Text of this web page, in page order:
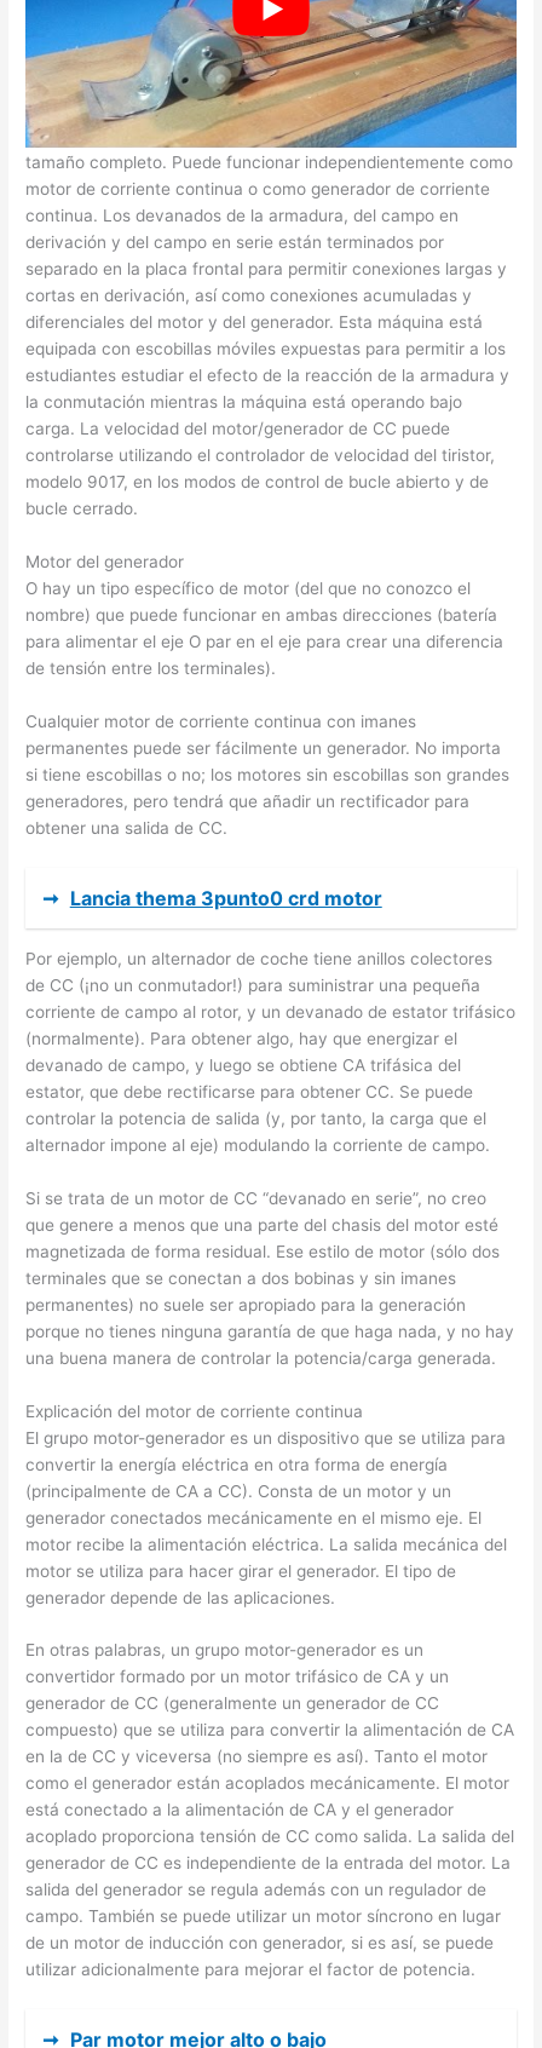
Motor paso a paso como generador
DescripciónEl motor/generador de corriente continua es una
máquina de corriente continua montada en un módulo EMS de
tamaño completo. Puede funcionar independientemente como
motor de corriente continua o como generador de corriente
continua. Los devanados de la armadura, del campo en
derivación y del campo en serie están terminados por
separado en la placa frontal para permitir conexiones largas y
cortas en derivación, así como conexiones acumuladas y
diferenciales del motor y del generador. Esta máquina está
equipada con escobillas móviles expuestas para permitir a los
estudiantes estudiar el efecto de la reacción de la armadura y
la conmutación mientras la máquina está operando bajo
carga. La velocidad del motor/generador de CC puede
controlarse utilizando el controlador de velocidad del tiristor,
modelo 9017, en los modos de control de bucle abierto y de
bucle cerrado.
Motor del generador
O hay un tipo específico de motor (del que no conozco el
nombre) que puede funcionar en ambas direcciones (batería
para alimentar el eje O par en el eje para crear una diferencia
de tensión entre los terminales).
Cualquier motor de corriente continua con imanes
permanentes puede ser fácilmente un generador. No importa
si tiene escobillas o no; los motores sin escobillas son grandes
generadores, pero tendrá que añadir un rectificador para
obtener una salida de CC.
➞ Lancia thema 3punto0 crd motor
Por ejemplo, un alternador de coche tiene anillos colectores
de CC (¡no un conmutador!) para suministrar una pequeña
corriente de campo al rotor, y un devanado de estator trifásico
(normalmente). Para obtener algo, hay que energizar el
devanado de campo, y luego se obtiene CA trifásica del
estator, que debe rectificarse para obtener CC. Se puede
controlar la potencia de salida (y, por tanto, la carga que el
alternador impone al eje) modulando la corriente de campo.
Si se trata de un motor de CC “devanado en serie”, no creo
que genere a menos que una parte del chasis del motor esté
magnetizada de forma residual. Ese estilo de motor (sólo dos
terminales que se conectan a dos bobinas y sin imanes
permanentes) no suele ser apropiado para la generación
porque no tienes ninguna garantía de que haga nada, y no hay
una buena manera de controlar la potencia/carga generada.
Explicación del motor de corriente continua
El grupo motor-generador es un dispositivo que se utiliza para
convertir la energía eléctrica en otra forma de energía
(principalmente de CA a CC). Consta de un motor y un
generador conectados mecánicamente en el mismo eje. El
motor recibe la alimentación eléctrica. La salida mecánica del
motor se utiliza para hacer girar el generador. El tipo de
generador depende de las aplicaciones.
En otras palabras, un grupo motor-generador es un
convertidor formado por un motor trifásico de CA y un
generador de CC (generalmente un generador de CC
compuesto) que se utiliza para convertir la alimentación de CA
en la de CC y viceversa (no siempre es así). Tanto el motor
como el generador están acoplados mecánicamente. El motor
está conectado a la alimentación de CA y el generador
acoplado proporciona tensión de CC como salida. La salida del
generador de CC es independiente de la entrada del motor. La
salida del generador se regula además con un regulador de
campo. También se puede utilizar un motor síncrono en lugar
de un motor de inducción con generador, si es así, se puede
utilizar adicionalmente para mejorar el factor de potencia.
➞ Par motor mejor alto o bajo